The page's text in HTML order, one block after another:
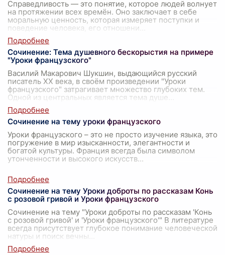
Справедливость — это понятие, которое людей волнует
на протяжении всех времён. Оно заключает в себе
моральную ценность, которая измеряет поступки и
поведение человека, его отношени
Сочинение: Тема душевного бескорыстия на примере
"Уроки французского"
Василий Макарович Шукшин, выдающийся русский
писатель XX века, в своём произведении "Уроки
французского" затрагивает множество глубоких тем.
Одной из центральных является тема душе
Сочинение на тему уроки французского
Уроки французского – это не просто изучение языка, это
погружение в мир изысканности, элегантности и
богатой культуры. Франция всегда была символом
утонченности и высокого искусств...
Сочинение на тему Уроки доброты по рассказам Конь
с розовой гривой и Уроки французского
Сочинение на тему "Уроки доброты по рассказам 'Конь
с розовой гривой' и 'Уроки французского'" В литературе
всегда присутствует глубокое понимание человеческой
натуры и поиск вечны